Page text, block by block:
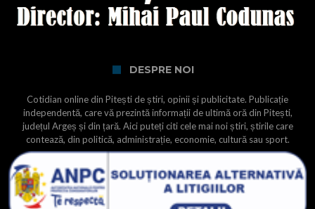
DESPRE NOI
Cotidian online din Pitești de știri, opinii și publicitate. Publicație
independentă, care vă prezintă informații de ultimă oră din Pitești,
județul Argeș și din țară. Aici puteți citi cele mai noi știri, știrile care
contează, din politică, administrație, economie, cultură sau sport.